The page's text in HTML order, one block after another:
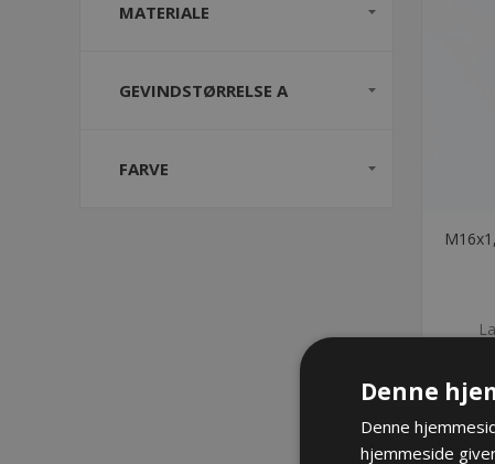
MATERIALE
GEVINDSTØRRELSE A
FARVE
Denne
Denne
hjemmeside